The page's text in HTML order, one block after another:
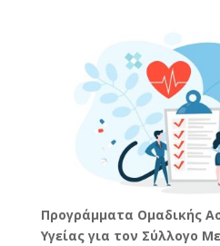
Προγράμματα Ομαδικής
Υγείας για τον Σύλλογο